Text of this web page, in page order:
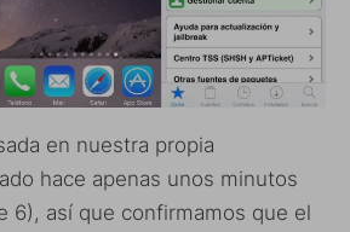
en nuestra propia
hace apenas unos minutos
6), así que confirmamos que el